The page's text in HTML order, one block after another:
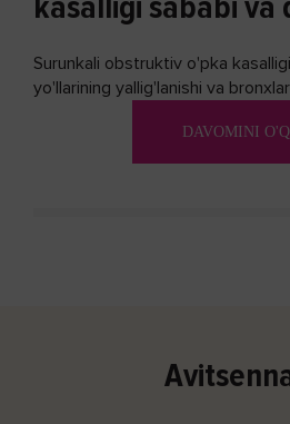
Surunkali obstruktiv o'pka
yo'llarining yallig'lanishi va
DAVOMINI